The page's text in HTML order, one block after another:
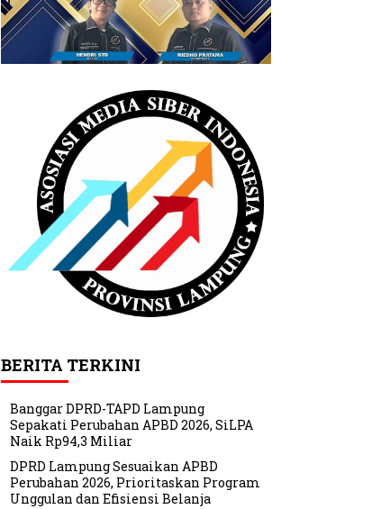
BERITA TERKINI
Banggar DPRD-TAPD Lampung
Sepakati Perubahan APBD 2026, SiLPA
Naik Rp94,3 Miliar
DPRD Lampung Sesuaikan APBD
Perubahan 2026, Prioritaskan Program
Unggulan dan Efisiensi Belanja